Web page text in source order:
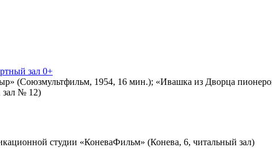
зал 0+
(Союзмультфильм, 1954, 16 мин.); «Ивашка из Дворца
зал № 12)
студии «КоневаФильм» (Конева, 6, читальный зал)